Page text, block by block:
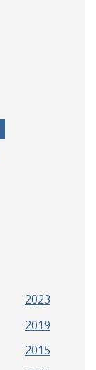
2023
2019
2015